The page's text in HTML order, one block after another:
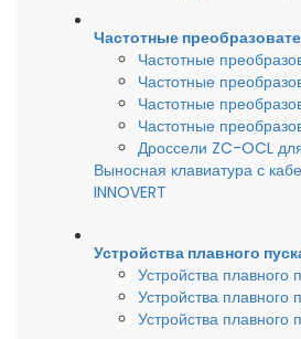
Частотные
Частотные
Частотные
Частотные
Частотные
Дроссели ZC-OCL
Выносная клавиатура с
INNOVERT
Устройства плавного
Устройства плавного
Устройства плавного
Устройства плавного